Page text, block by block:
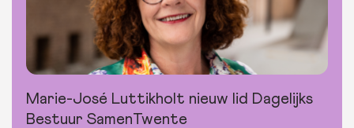
Marie-José Luttikholt nieuw lid Dagelijks
Bestuur SamenTwente